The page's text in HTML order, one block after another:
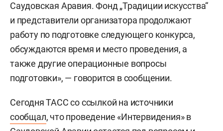
Саудовская Аравия. Фонд „Традиции искусства“
и представители организатора продолжают
работу по подготовке следующего конкурса,
обсуждаются время и место проведения, а
также другие операционные вопросы
подготовки», — говорится в сообщении.
Сегодня ТАСС со ссылкой на источники
сообщал, что проведение «Интервидения» в